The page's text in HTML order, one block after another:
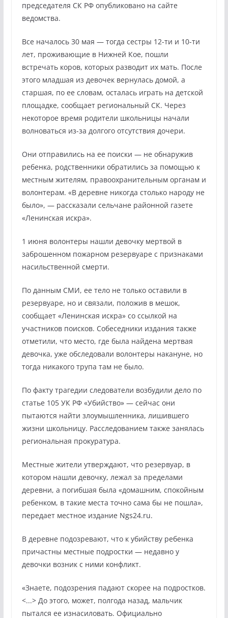
председателя СК РФ опубликовано на сайте
ведомства.
Все началось 30 мая — тогда сестры 12-ти и 10-ти
лет, проживающие в Нижней Кое, пошли
встречать коров, которых разводит их мать. После
этого младшая из девочек вернулась домой, а
старшая, по ее словам, осталась играть на детской
площадке, сообщает региональный СК. Через
некоторое время родители школьницы начали
волноваться из-за долгого отсутствия дочери.
Они отправились на ее поиски — не обнаружив
ребенка, родственники обратились за помощью к
местным жителям, правоохранительным органам и
волонтерам. «В деревне никогда столько народу не
было», — рассказали сельчане районной газете
«Ленинская искра».
1 июня волонтеры нашли девочку мертвой в
заброшенном пожарном резервуаре с признаками
насильственной смерти.
По данным СМИ, ее тело не только оставили в
резервуаре, но и связали, положив в мешок,
сообщает «Ленинская искра» со ссылкой на
участников поисков. Собеседники издания также
отметили, что место, где была найдена мертвая
девочка, уже обследовали волонтеры накануне, но
тогда никакого трупа там не было.
По факту трагедии следователи возбудили дело по
статье 105 УК РФ «Убийство» — сейчас они
пытаются найти злоумышленника, лишившего
жизни школьницу. Расследованием также занялась
региональная прокуратура.
Местные жители утверждают, что резервуар, в
котором нашли девочку, лежал за пределами
деревни, а погибшая была «домашним, спокойным
ребенком, в такие места точно сама бы не пошла»,
передает местное издание Ngs24.ru.
В деревне подозревают, что к убийству ребенка
причастны местные подростки — недавно у
девочки возник с ними конфликт.
«Знаете, подозрения падают скорее на подростков.
<...> До этого, может, полгода назад, мальчик
пытался ее изнасиловать. Официально